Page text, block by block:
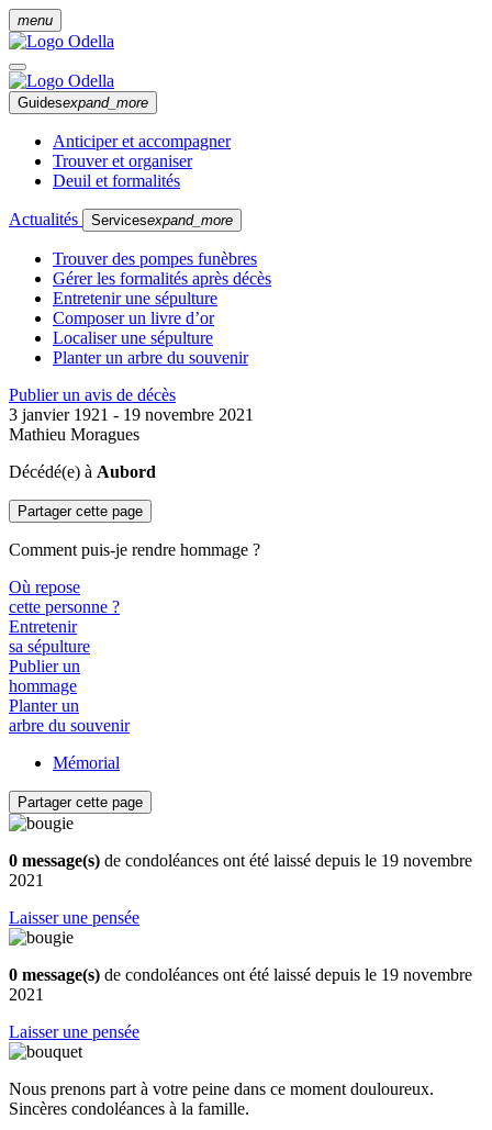
menu
Guidesexpand_more
Anticiper et accompagner
Trouver et organiser
Deuil et formalités
Actualités Servicesexpand_more
Trouver des pompes funèbres
Gérer les formalités après décès
Entretenir une sépulture
Composer un livre d’or
Localiser une sépulture
Planter un arbre du souvenir
Publier un avis de décès
3 janvier 1921 - 19 novembre 2021
Mathieu Moragues
Décédé(e) à Aubord
Partager cette page
Comment puis-je rendre hommage ?
Où repose
cette personne ?
Entretenir
sa sépulture
Publier un
hommage
Planter un
arbre du souvenir
Mémorial
Partager cette page
0 message(s) de condoléances ont été laissé depuis le 19 novembre
2021
Laisser une pensée
0 message(s) de condoléances ont été laissé depuis le 19 novembre
2021
Laisser une pensée
Nous prenons part à votre peine dans ce moment douloureux.
Sincères condoléances à la famille.